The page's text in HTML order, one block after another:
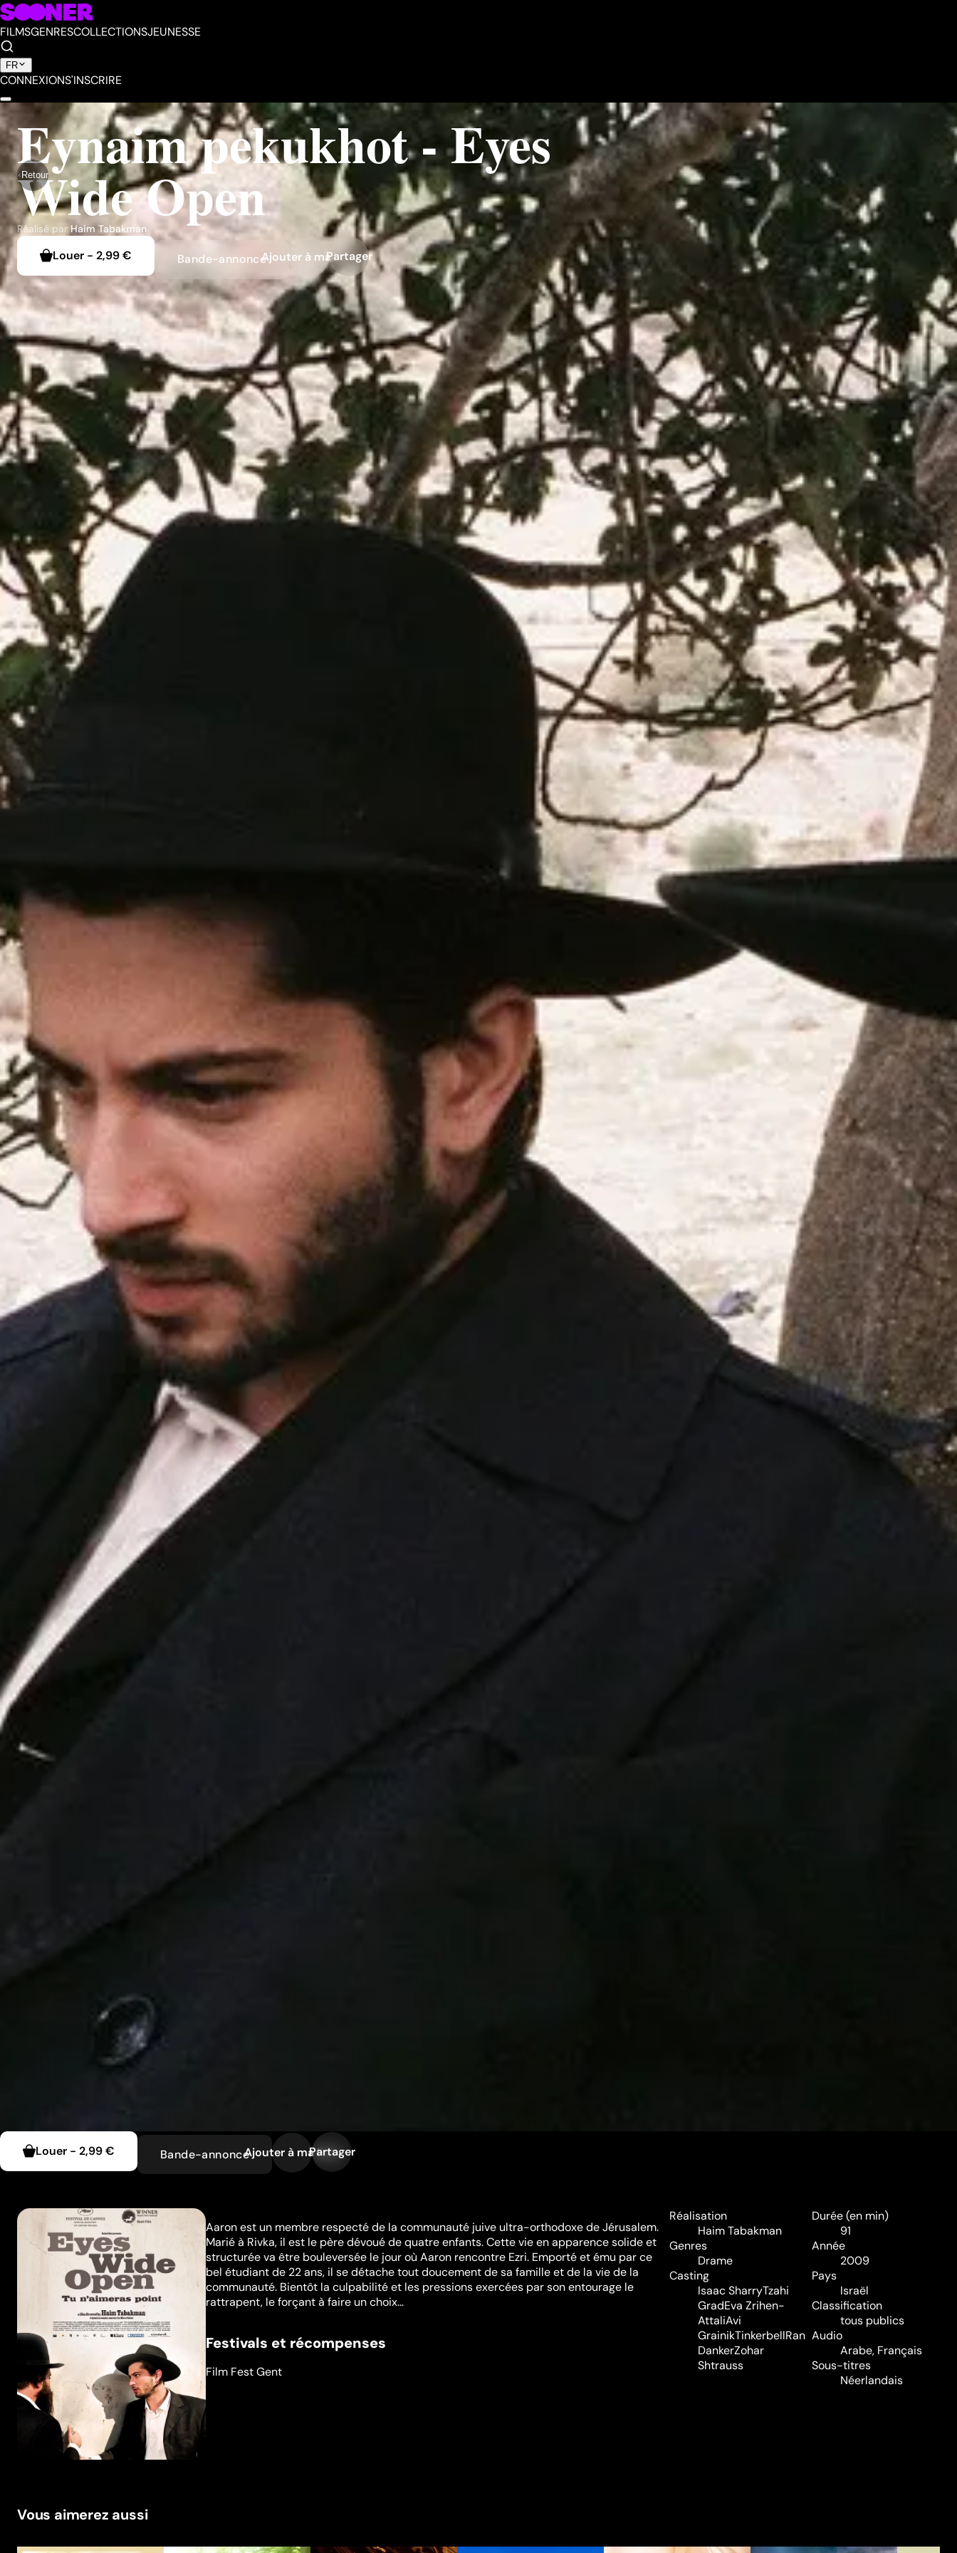
FILMSGENRESCOLLECTIONSJEUNESSE
FR
CONNEXIONS'INSCRIRE
Retour
Eynaim pekukhot - Eyes
Wide Open
Réalisé par Haim Tabakman
Louer - 2,99 € Bande-annonceAjouter à ma liste
Partager
Louer - 2,99 € Bande-annonceAjouter à ma liste
Partager
Aaron est un membre respecté de la communauté juive ultra-orthodoxe de Jérusalem.
Marié à Rivka, il est le père dévoué de quatre enfants. Cette vie en apparence solide et
structurée va être bouleversée le jour où Aaron rencontre Ezri. Emporté et ému par ce
bel étudiant de 22 ans, il se détache tout doucement de sa famille et de la vie de la
communauté. Bientôt la culpabilité et les pressions exercées par son entourage le
rattrapent, le forçant à faire un choix...
Festivals et récompenses
Film Fest Gent
Réalisation
Haim Tabakman
Genres
Drame
Casting
Isaac SharryTzahi
GradEva Zrihen-
AttaliAvi
GrainikTinkerbellRan
DankerZohar
Shtrauss
Durée (en min)
91
Année
2009
Pays
Israël
Classification
tous publics
Audio
Arabe, Français
Sous-titres
Néerlandais
Vous aimerez aussi